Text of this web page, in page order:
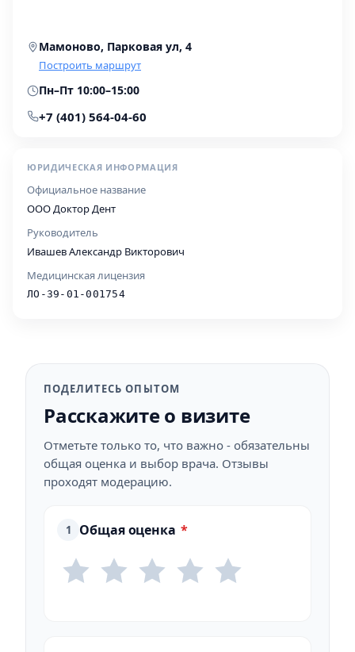
Мамоново, Парковая ул, 4
Построить маршрут
Пн–Пт 10:00–15:00
+7 (401) 564-04-60
ЮРИДИЧЕСКАЯ ИНФОРМАЦИЯ
Официальное название
ООО Доктор Дент
Руководитель
Ивашев Александр Викторович
Медицинская лицензия
ЛО-39-01-001754
ПОДЕЛИТЕСЬ ОПЫТОМ
Расскажите о визите
Отметьте только то, что важно - обязательны
общая оценка и выбор врача. Отзывы
проходят модерацию.
1 Общая оценка *